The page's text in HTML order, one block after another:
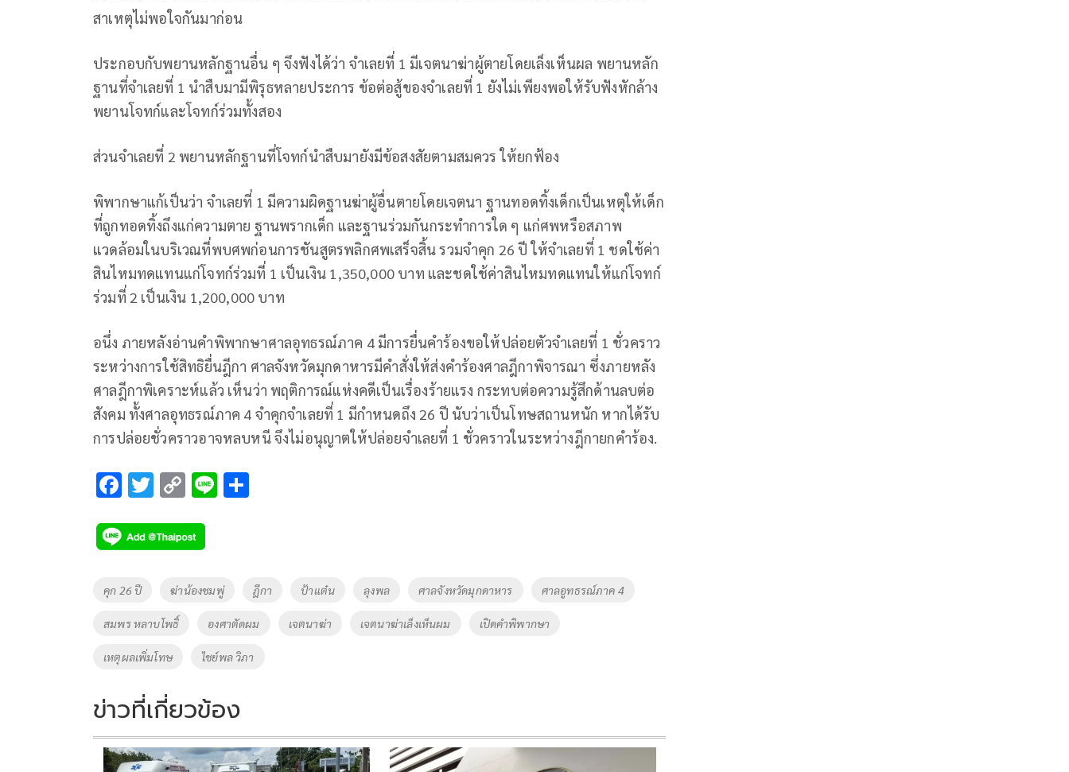
สาเหตุไม่พอใจกันมาก่อน
ประกอบกับพยานหลักฐานอื่น ๆ จึงฟังได้ว่า จำเลยที่ 1 มีเจตนาฆ่าผู้ตายโดยเล็งเห็นผล พยานหลัก
ฐานที่จำเลยที่ 1 นำสืบมามีพิรุธหลายประการ ข้อต่อสู้ของจำเลยที่ 1 ยังไม่เพียงพอให้รับฟังหักล้าง
พยานโจทก์และโจทก์ร่วมทั้งสอง
ส่วนจำเลยที่ 2 พยานหลักฐานที่โจทก์นำสืบมายังมีข้อสงสัยตามสมควร ให้ยกฟ้อง
พิพากษาแก้เป็นว่า จำเลยที่ 1 มีความผิดฐานฆ่าผู้อื่นตายโดยเจตนา ฐานทอดทิ้งเด็กเป็นเหตุให้เด็ก
ที่ถูกทอดทิ้งถึงแก่ความตาย ฐานพรากเด็ก และฐานร่วมกันกระทำการใด ๆ แก่ศพหรือสภาพ
แวดล้อมในบริเวณที่พบศพก่อนการชันสูตรพลิกศพเสร็จสิ้น รวมจำคุก 26 ปี ให้จำเลยที่ 1 ชดใช้ค่า
สินไหมทดแทนแก่โจทก์ร่วมที่ 1 เป็นเงิน 1,350,000 บาท และชดใช้ค่าสินไหมทดแทนให้แก่โจทก์
ร่วมที่ 2 เป็นเงิน 1,200,000 บาท
อนึ่ง ภายหลังอ่านคำพิพากษาศาลอุทธรณ์ภาค 4 มีการยื่นคำร้องขอให้ปล่อยตัวจำเลยที่ 1 ชั่วคราว
ระหว่างการใช้สิทธิยื่นฎีกา ศาลจังหวัดมุกดาหารมีคำสั่งให้ส่งคำร้องศาลฎีกาพิจารณา ซึ่งภายหลัง
ศาลฎีกาพิเคราะห์แล้ว เห็นว่า พฤติการณ์แห่งคดีเป็นเรื่องร้ายแรง กระทบต่อความรู้สึกด้านลบต่อ
สังคม ทั้งศาลอุทธรณ์ภาค 4 จำคุกจำเลยที่ 1 มีกำหนดถึง 26 ปี นับว่าเป็นโทษสถานหนัก หากได้รับ
การปล่อยชั่วคราวอาจหลบหนี จึงไม่อนุญาตให้ปล่อยจำเลยที่ 1 ชั่วคราวในระหว่างฎีกายกคำร้อง.
F
e
b
o
k
T
tt
er
C
p
y
Li
Li
Tags
คุก 26 ปี ฆ่าน้องชมพู่ ฎีกา ป้าแต๋น ลุงพล ศาลจังหวัดมุกดาหาร ศาลอูทธรณ์ภาค 4
สมพร หลาบโพธิ์ องศาตัดผม เจตนาฆ่า เจตนาฆ่าเล็งเห็นผม เปิดคำพิพากษา
เหตุผลเพิ่มโทษ ไชย์พล วิภา
ข่าวที่เกี่ยวข้อง